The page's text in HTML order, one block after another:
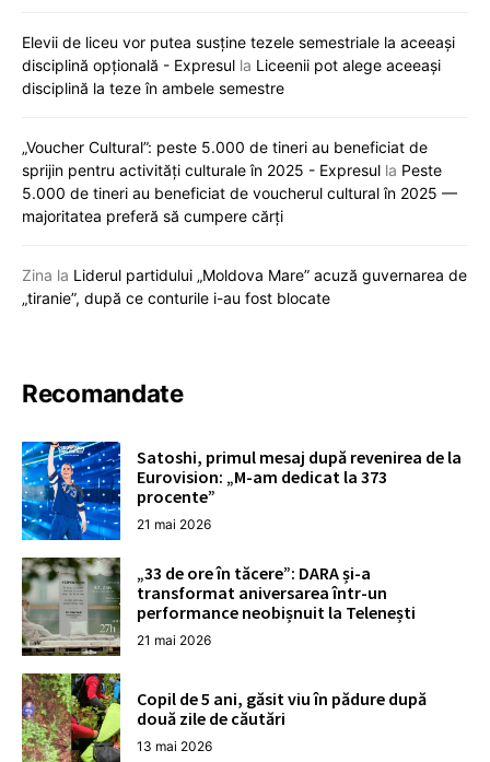
Elevii de liceu vor putea susține tezele semestriale la aceeași
disciplină opțională - Expresul la Liceenii pot alege aceeași
disciplină la teze în ambele semestre
„Voucher Cultural”: peste 5.000 de tineri au beneficiat de
sprijin pentru activități culturale în 2025 - Expresul la Peste
5.000 de tineri au beneficiat de voucherul cultural în 2025 —
majoritatea preferă să cumpere cărți
Zina la Liderul partidului „Moldova Mare” acuză guvernarea de
„tiranie”, după ce conturile i-au fost blocate
Recomandate
Satoshi, primul mesaj după revenirea de la
Eurovision: „M-am dedicat la 373
procente”
21 mai 2026
„33 de ore în tăcere”: DARA și-a
transformat aniversarea într-un
performance neobișnuit la Telenești
21 mai 2026
Copil de 5 ani, găsit viu în pădure după
două zile de căutări
13 mai 2026